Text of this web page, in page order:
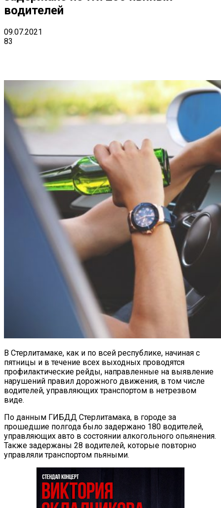
водителей
09.07.2021
83
В Стерлитамаке, как и по всей республике, начиная с
пятницы и в течение всех выходных проводятся
профилактические рейды, направленные на выявление
нарушений правил дорожного движения, в том числе
водителей, управляющих транспортом в нетрезвом
виде.
По данным ГИБДД Стерлитамака, в городе за
прошедшие полгода было задержано 180 водителей,
управляющих авто в состоянии алкогольного опьянения.
Также задержаны 28 водителей, которые повторно
управляли транспортом пьяными.